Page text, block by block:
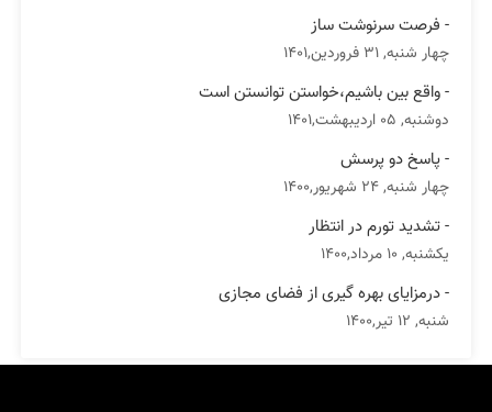
- فرصت سرنوشت ساز
چهار شنبه, 31 فروردین,1401
- واقع بین باشیم،خواستن توانستن است
دوشنبه, 05 اردیبهشت,1401
- پاسخ دو پرسش
چهار شنبه, 24 شهریور,1400
- تشدید تورم در انتظار
یکشنبه, 10 مرداد,1400
- درمزایای بهره گیری از فضای مجازی
شنبه, 12 تیر,1400